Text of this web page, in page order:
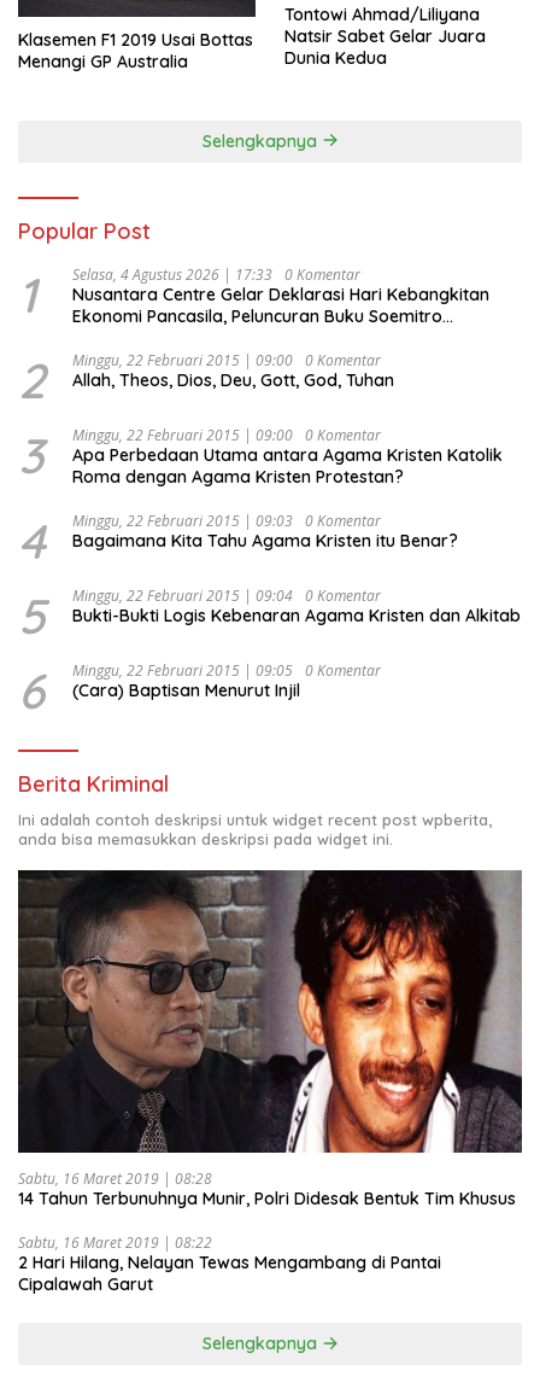
Klasemen F1 2019 Usai Bottas
Menangi GP Australia
Tontowi Ahmad/Liliyana
Natsir Sabet Gelar Juara
Dunia Kedua
Selengkapnya
Popular Post
1 Selasa, 4 Agustus 2026 | 17:33 0 Komentar
Nusantara Centre Gelar Deklarasi Hari Kebangkitan
Ekonomi Pancasila, Peluncuran Buku Soemitro
Ekonomi Politik Indonesia) & Simposium Nasional
“Urgensi Undang-Undang Perekonomian Nasional dan
Indonesia Emas 2045”,
2 Minggu, 22 Februari 2015 | 09:00 0 Komentar
Allah, Theos, Dios, Deu, Gott, God, Tuhan
3 Minggu, 22 Februari 2015 | 09:00 0 Komentar
Apa Perbedaan Utama antara Agama Kristen Katolik
Roma dengan Agama Kristen Protestan?
4 Minggu, 22 Februari 2015 | 09:03 0 Komentar
Bagaimana Kita Tahu Agama Kristen itu Benar?
5 Minggu, 22 Februari 2015 | 09:04 0 Komentar
Bukti-Bukti Logis Kebenaran Agama Kristen dan Alkitab
6 Minggu, 22 Februari 2015 | 09:05 0 Komentar
(Cara) Baptisan Menurut Injil
Berita Kriminal
Ini adalah contoh deskripsi untuk widget recent post wpberita,
anda bisa memasukkan deskripsi pada widget ini.
Sabtu, 16 Maret 2019 | 08:28
14 Tahun Terbunuhnya Munir, Polri Didesak Bentuk Tim Khusus
Sabtu, 16 Maret 2019 | 08:22
2 Hari Hilang, Nelayan Tewas Mengambang di Pantai
Cipalawah Garut
Selengkapnya